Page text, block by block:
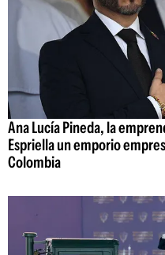
Ana Lucía Pineda, la
Espriella un emporio
Colombia